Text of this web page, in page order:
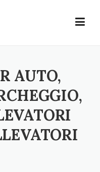
AUTO,